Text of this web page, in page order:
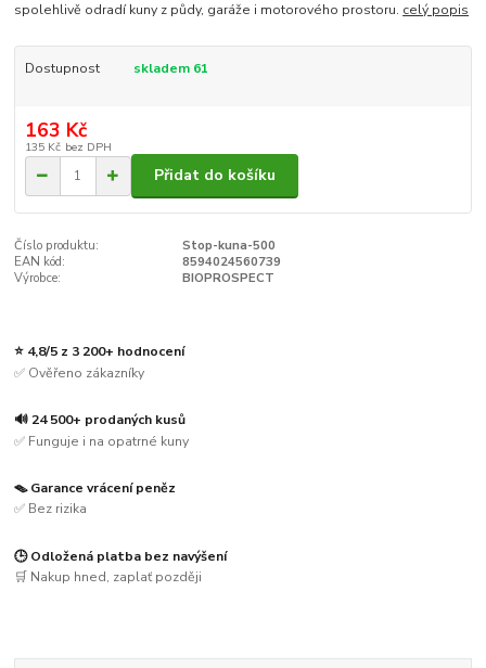
spolehlivě odradí kuny z půdy, garáže i motorového prostoru. celý popis
Dostupnost skladem 61
163 Kč
135 Kč bez DPH
Přidat do košíku
Číslo produktu:
Stop-kuna-500
EAN kód:
8594024560739
Výrobce:
BIOPROSPECT
⭐ 4,8/5 z 3 200+ hodnocení
✅ Ověřeno zákazníky
🔊 24 500+ prodaných kusů
✅ Funguje i na opatrné kuny
🪤 Garance vrácení peněz
✅ Bez rizika
🕒 Odložená platba bez navýšení
🛒 Nakup hned, zaplať později